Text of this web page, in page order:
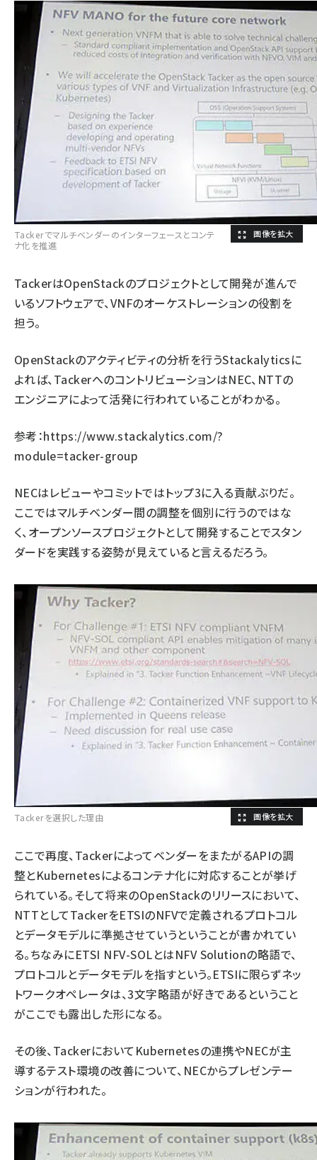
Tackerでマルチベンダーのインターフェースとコンテ
ナ化を推進
TackerはOpenStackのプロジェクトとして開発が進んで
いるソフトウェアで、VNFのオーケストレーションの役割を
担う。
OpenStackのアクティビティの分析を行うStackalyticsに
よれば、TackerへのコントリビューションはNEC、NTTの
エンジニアによって活発に行われていることがわかる。
参考：https://www.stackalytics.com/?
module=tacker-group
NECはレビューやコミットではトップ3に入る貢献ぶりだ。
ここではマルチベンダー間の調整を個別に行うのではな
く、オープンソースプロジェクトとして開発することでスタン
ダードを実践する姿勢が見えていると言えるだろう。
Tackerを選択した理由
ここで再度、TackerによってベンダーをまたがるAPIの調
整とKubernetesによるコンテナ化に対応することが挙げ
られている。そして将来のOpenStackのリリースにおいて、
NTTとしてTackerをETSIのNFVで定義されるプロトコル
とデータモデルに準拠させていうということが書かれてい
る。ちなみにETSI NFV-SOLとはNFV Solutionの略語で、
プロトコルとデータモデルを指すという。ETSIに限らずネッ
トワークオペレータは、3文字略語が好きであるということ
がここでも露出した形になる。
その後、TackerにおいてKubernetesの連携やNECが主
導するテスト環境の改善について、NECからプレゼンテー
ションが行われた。